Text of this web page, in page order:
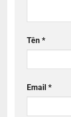
Tên *
Email *